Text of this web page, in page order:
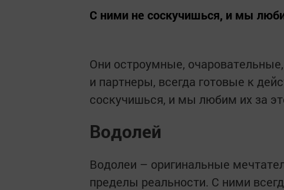
С ними не соскучишься, и мы
Они остроумные,
и партнеры, всегда готовые к
соскучишься, и мы любим их за
Водолей
Водолеи – оригинальные
пределы реальности. С ними